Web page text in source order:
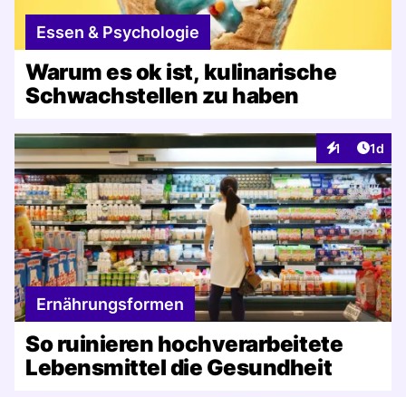
Essen & Psychologie
Warum es ok ist, kulinarische
Schwachstellen zu haben
1
Interaktionen
1d
Ernährungsformen
So ruinieren hochverarbeitete
Lebensmittel die Gesundheit